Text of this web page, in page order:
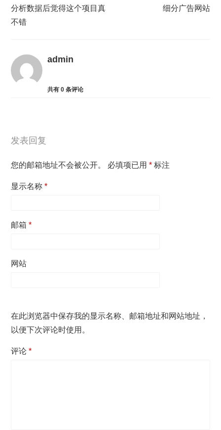
分析数据后觉得这个项目真
不错
细分广告网站
admin
共有0 条评论
发表回复
您的邮箱地址不会被公开。 必填项已用* 标注
显示名称*
邮箱*
网站
在此浏览器中保存我的显示名称、邮箱地址和网站地址，
以便下次评论时使用。
评论*